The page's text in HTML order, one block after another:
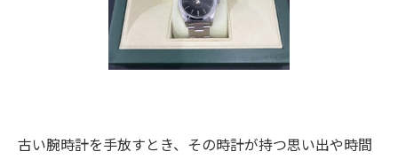
古い腕時計を手放すとき、その時計が持つ思い出や時間